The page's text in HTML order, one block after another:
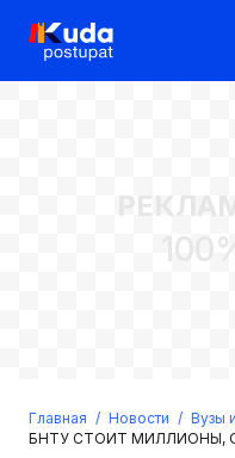
Главная / Новости / Вузы
БНТУ СТОИТ МИЛЛИОНЫ,